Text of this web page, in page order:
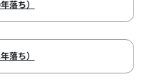
落ち）
落ち）